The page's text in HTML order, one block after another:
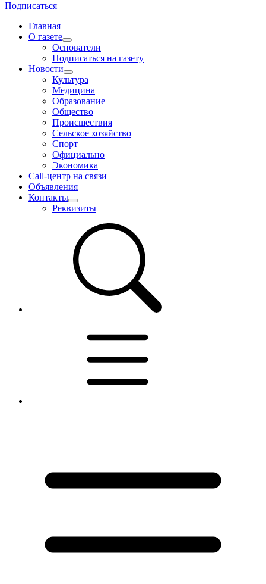
Подписаться
Главная
О газете
Основатели
Подписаться на газету
Новости
Культура
Медицина
Образование
Общество
Происшествия
Сельское хозяйство
Спорт
Официально
Экономика
Call-центр на связи
Объявления
Контакты
Реквизиты